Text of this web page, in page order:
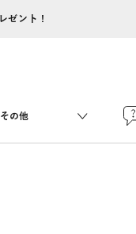
ゼント！
その他